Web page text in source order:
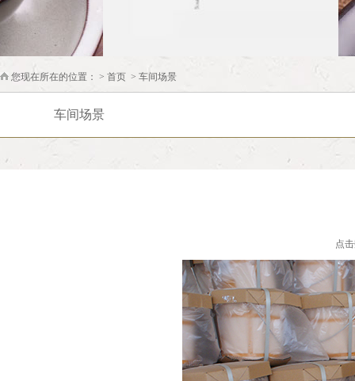
您现在所在的位置： > 首页 > 车间场景
车间场景
点击